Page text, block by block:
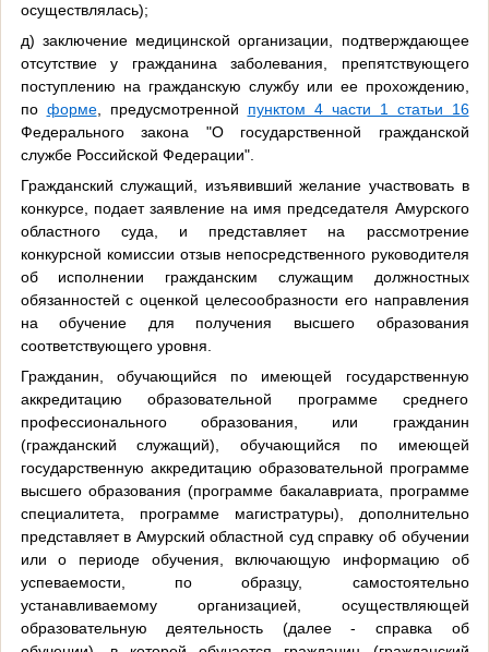
осуществлялась);
д) заключение медицинской организации, подтверждающее
отсутствие у гражданина заболевания, препятствующего
поступлению на гражданскую службу или ее прохождению,
по форме, предусмотренной пунктом 4 части 1 статьи 16
Федерального закона "О государственной гражданской
службе Российской Федерации".
Гражданский служащий, изъявивший желание участвовать в
конкурсе, подает заявление на имя председателя Амурского
областного суда, и представляет на рассмотрение
конкурсной комиссии отзыв непосредственного руководителя
об исполнении гражданским служащим должностных
обязанностей с оценкой целесообразности его направления
на обучение для получения высшего образования
соответствующего уровня.
Гражданин, обучающийся по имеющей государственную
аккредитацию образовательной программе среднего
профессионального образования, или гражданин
(гражданский служащий), обучающийся по имеющей
государственную аккредитацию образовательной программе
высшего образования (программе бакалавриата, программе
специалитета, программе магистратуры), дополнительно
представляет в Амурский областной суд справку об обучении
или о периоде обучения, включающую информацию об
успеваемости, по образцу, самостоятельно
устанавливаемому организацией, осуществляющей
образовательную деятельность (далее - справка об